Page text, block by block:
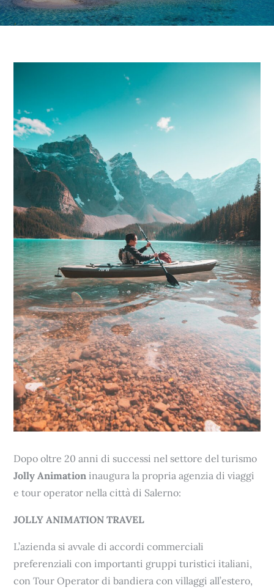
Dopo oltre 20 anni di successi nel settore del turismo
Jolly Animation inaugura la propria agenzia di viaggi
e tour operator nella città di Salerno:
JOLLY ANIMATION TRAVEL
L’azienda si avvale di accordi commerciali
preferenziali con importanti gruppi turistici italiani,
con Tour Operator di bandiera con villaggi all’estero,